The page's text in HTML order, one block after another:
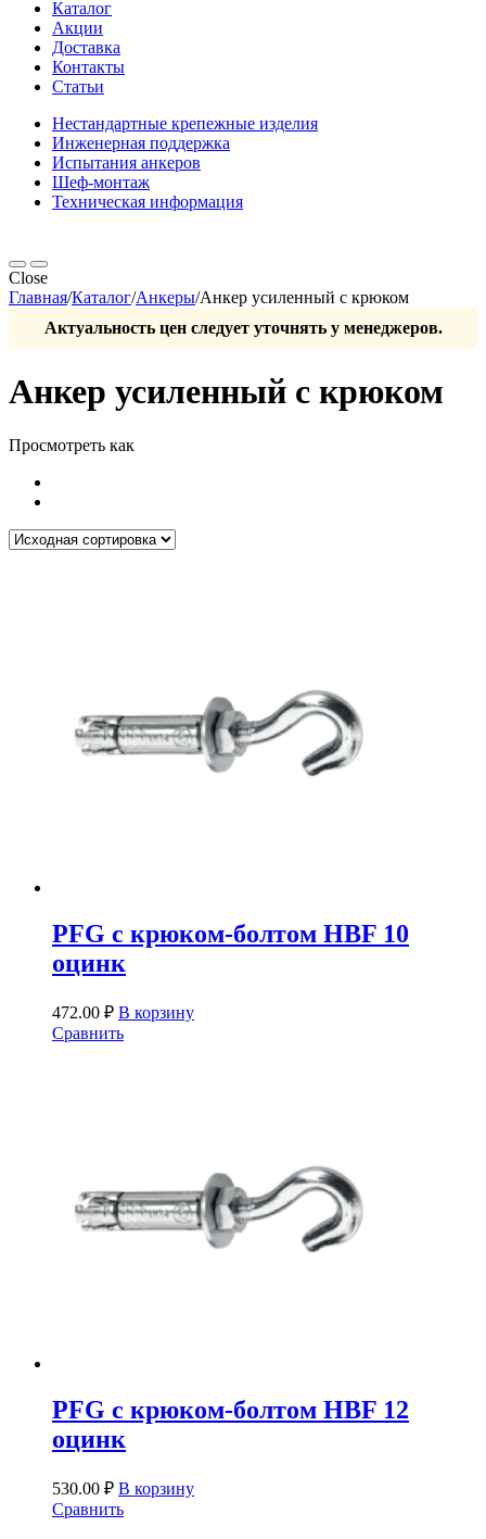
Каталог
Акции
Доставка
Контакты
Статьи
Нестандартные крепежные изделия
Инженерная поддержка
Испытания анкеров
Шеф-монтаж
Техническая информация
Close
Главная/Каталог/Анкеры/Анкер усиленный с крюком
Актуальность цен следует уточнять у менеджеров.
Анкер усиленный с крюком
Просмотреть как
PFG c крюком-болтом HBF 10
оцинк
472.00 ₽ В корзину
Сравнить
PFG c крюком-болтом HBF 12
оцинк
530.00 ₽ В корзину
Сравнить